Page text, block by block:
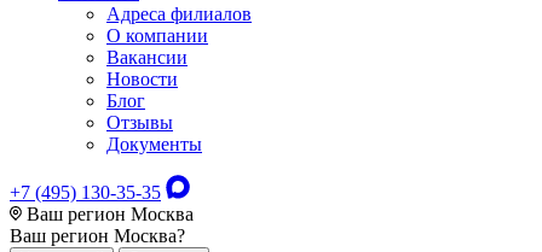
Адреса филиалов
О компании
Вакансии
Новости
Блог
Отзывы
Документы
+7 (495) 130-35-35
Ваш регион Москва
Ваш регион Москва?